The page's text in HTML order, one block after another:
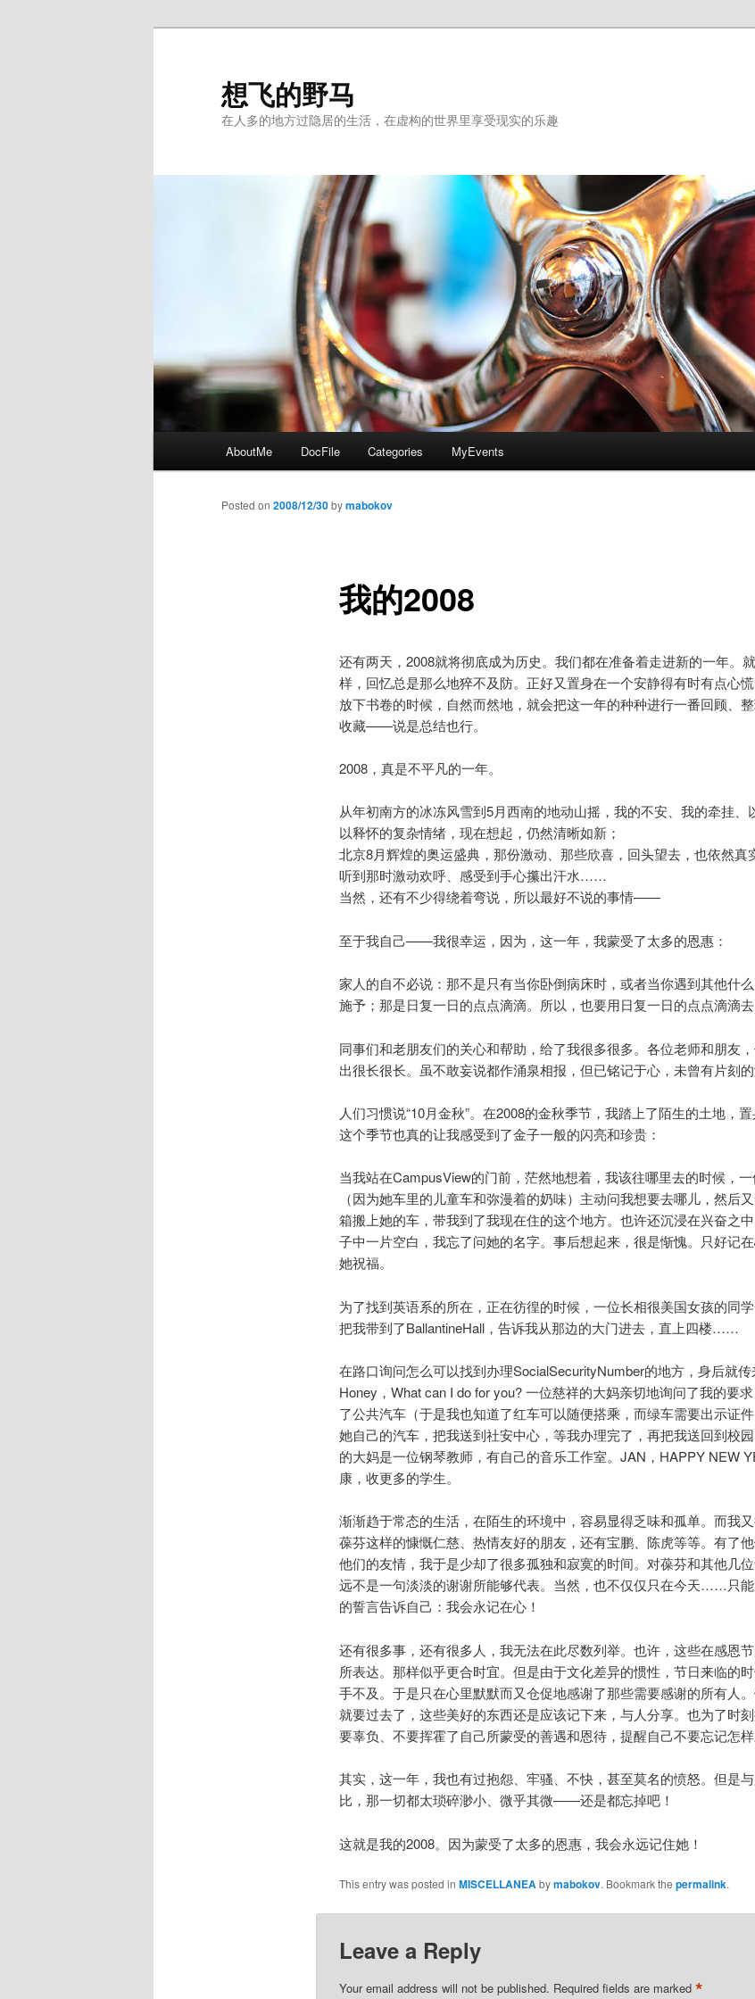
想飞的野马
在人多的地方过隐居的生活，在虚构的世界里享受现实的乐趣
AboutMe DocFile Categories MyEvents
我的2008
Posted on 2008/12/30bymabokov
还有两天，2008就将彻底成为历史。我们都在准备着走进新的一年。
样，回忆总是那么地猝不及防。正好又置身在一个安静得有时有点心
放下书卷的时候，自然而然地，就会把这一年的种种进行一番回顾、
收藏——说是总结也行。
2008，真是不平凡的一年。
从年初南方的冰冻风雪到5月西南的地动山摇，我的不安、我的牵挂、
以释怀的复杂情绪，现在想起，仍然清晰如新；
北京8月辉煌的奥运盛典，那份激动、那些欣喜，回头望去，也依然真
听到那时激动欢呼、感受到手心攥出汗水……
当然，还有不少得绕着弯说，所以最好不说的事情——
至于我自己——我很幸运，因为，这一年，我蒙受了太多的恩惠：
家人的自不必说：那不是只有当你卧倒病床时，或者当你遇到其他什
施予；那是日复一日的点点滴滴。所以，也要用日复一日的点点滴滴去
同事们和老朋友们的关心和帮助，给了我很多很多。各位老师和朋友
出很长很长。虽不敢妄说都作涌泉相报，但已铭记于心，未曾有片刻的
人们习惯说“10月金秋”。在2008的金秋季节，我踏上了陌生的土地，置
这个季节也真的让我感受到了金子一般的闪亮和珍贵：
当我站在CampusView的门前，茫然地想着，我该往哪里去的时候，
（因为她车里的儿童车和弥漫着的奶味）主动问我想要去哪儿，然后
箱搬上她的车，带我到了我现在住的这个地方。也许还沉浸在兴奋之
子中一片空白，我忘了问她的名字。事后想起来，很是惭愧。只好记
她祝福。
为了找到英语系的所在，正在彷徨的时候，一位长相很美国女孩的同学
把我带到了BallantineHall，告诉我从那边的大门进去，直上四楼……
在路口询问怎么可以找到办理SocialSecurityNumber的地方，身后就
Honey，What can I do for you? 一位慈祥的大妈亲切地询问了我的要
了公共汽车（于是我也知道了红车可以随便搭乘，而绿车需要出示证
她自己的汽车，把我送到社安中心，等我办理完了，再把我送回到
的大妈是一位钢琴教师，有自己的音乐工作室。JAN，HAPPY NEW
康，收更多的学生。
渐渐趋于常态的生活，在陌生的环境中，容易显得乏味和孤单。而我
葆芬这样的慷慨仁慈、热情友好的朋友，还有宝鹏、陈虎等等。有了
他们的友情，我于是少却了很多孤独和寂寞的时间。对葆芬和其他几
远不是一句淡淡的谢谢所能够代表。当然，也不仅仅只在今天……只
的誓言告诉自己：我会永记在心！
还有很多事，还有很多人，我无法在此尽数列举。也许，这些在感恩
所表达。那样似乎更合时宜。但是由于文化差异的惯性，节日来临的
手不及。于是只在心里默默而又仓促地感谢了那些需要感谢的所有人
就要过去了，这些美好的东西还是应该记下来，与人分享。也为了时
要辜负、不要挥霍了自己所蒙受的善遇和恩待，提醒自己不要忘记怎样
其实，这一年，我也有过抱怨、牢骚、不快，甚至莫名的愤怒。但是
比，那一切都太琐碎渺小、微乎其微——还是都忘掉吧！
这就是我的2008。因为蒙受了太多的恩惠，我会永远记住她！
This entry was posted in MISCELLANEAbymabokov. Bookmark the permalink.
Leave a Reply
Your email address will not be published. Required fields are marked *